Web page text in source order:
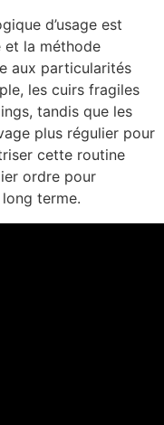
d’usage est
et la méthode
aux particularités
les cuirs fragiles
tandis que les
plus régulier pour
cette routine
ordre pour
terme.